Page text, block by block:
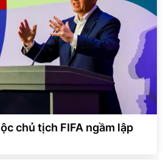
chủ tịch FIFA ngầm lập